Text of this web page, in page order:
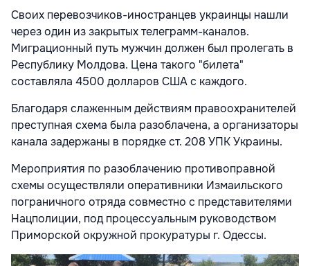
Своих перевозчиков-иностранцев украинцы нашли
через один из закрытых телеграмм-каналов.
Миграционный путь мужчин должен был пролегать в
Республику Молдова. Цена такого "билета"
составляла 4500 долларов США с каждого.
Благодаря слаженным действиям правоохранителей
преступная схема была разоблачена, а организаторы
канала задержаны в порядке ст. 208 УПК Украины.
Мероприятия по разоблачению противоправной
схемы осуществляли оперативники Измаильского
пограничного отряда совместно с представителями
Нацполиции, под процессуальным руководством
Приморской окружной прокуратуры г. Одессы.